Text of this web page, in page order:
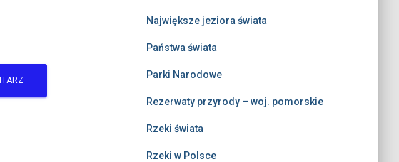
Największe jeziora świata
Państwa świata
Parki Narodowe
Rezerwaty przyrody – woj. pomorskie
Rzeki świata
Rzeki w Polsce